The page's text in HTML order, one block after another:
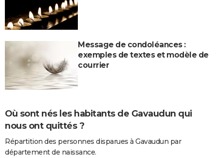
Message de condoléances :
exemples de textes et modèle de
courrier
Où sont nés les habitants de Gavaudun qui
nous ont quittés ?
Répartition des personnes disparues à Gavaudun par
département de naissance.